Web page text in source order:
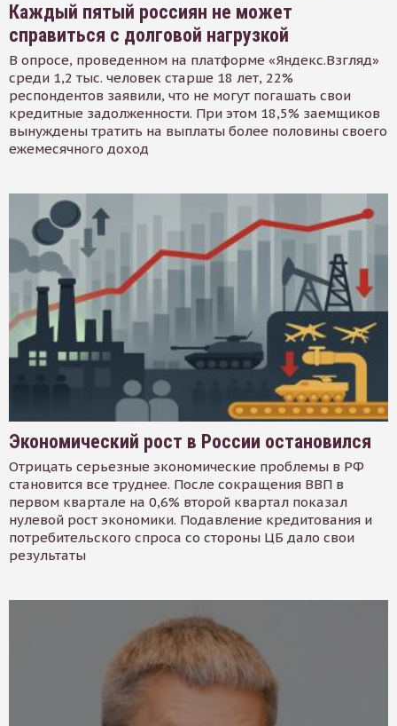
Каждый пятый россиян не может
справиться с долговой нагрузкой
В опросе, проведенном на платформе «Яндекс.Взгляд»
среди 1,2 тыс. человек старше 18 лет, 22%
респондентов заявили, что не могут погашать свои
кредитные задолженности. При этом 18,5% заемщиков
вынуждены тратить на выплаты более половины своего
ежемесячного доход
Экономический рост в России остановился
Отрицать серьезные экономические проблемы в РФ
становится все труднее. После сокращения ВВП в
первом квартале на 0,6% второй квартал показал
нулевой рост экономики. Подавление кредитования и
потребительского спроса со стороны ЦБ дало свои
результаты